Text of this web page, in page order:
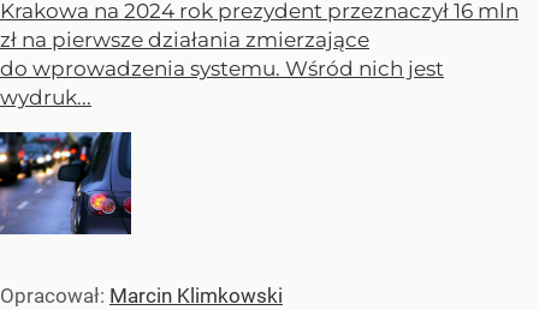
Krakowa na 2024 rok prezydent przeznaczył 16 mln
zł na pierwsze działania zmierzające
do wprowadzenia systemu. Wśród nich jest
wydruk...
Opracował: Marcin Klimkowski